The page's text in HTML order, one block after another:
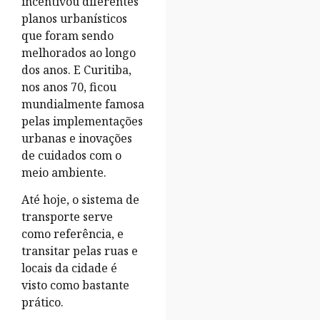
planos urbanísticos
que foram sendo
melhorados ao longo
dos anos. E Curitiba,
nos anos 70, ficou
mundialmente famosa
pelas implementações
urbanas e inovações
de cuidados com o
meio ambiente.
Até hoje, o sistema de
transporte serve
como referência, e
transitar pelas ruas e
locais da cidade é
visto como bastante
prático.